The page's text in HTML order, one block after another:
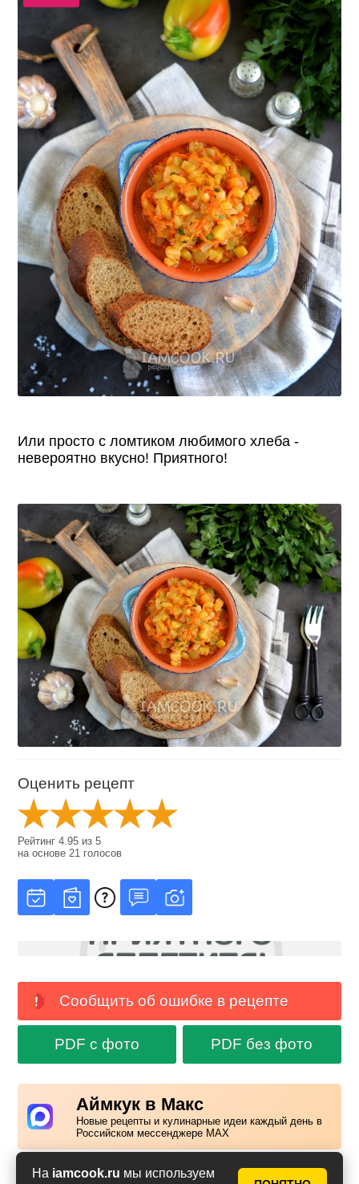
На iamcook.ru мы используем
Или просто с ломтиком любимого хлеба -
невероятно вкусно! Приятного!
Оценить рецепт
Рейтинг4.95 из5
на основе 21 голосов
Сообщить об ошибке в рецепте
PDF с фото PDF без фото
Аймкук в Макс
Новые рецепты и кулинарные идеи каждый день в
Российском мессенджере MAX